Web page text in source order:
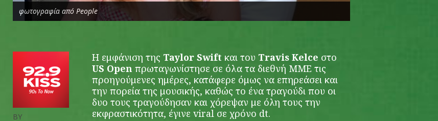
φωτογραφία από People
BY
Η εμφάνιση της Taylor Swift και του Travis Kelce στο
US Open πρωταγωνίστησε σε όλα τα διεθνή ΜΜΕ τις
προηγούμενες ημέρες, κατάφερε όμως να επηρεάσει και
την πορεία της μουσικής, καθώς το ένα τραγούδι που οι
δυο τους τραγούδησαν και χόρεψαν με όλη τους την
εκφραστικότητα, έγινε viral σε χρόνο dt.